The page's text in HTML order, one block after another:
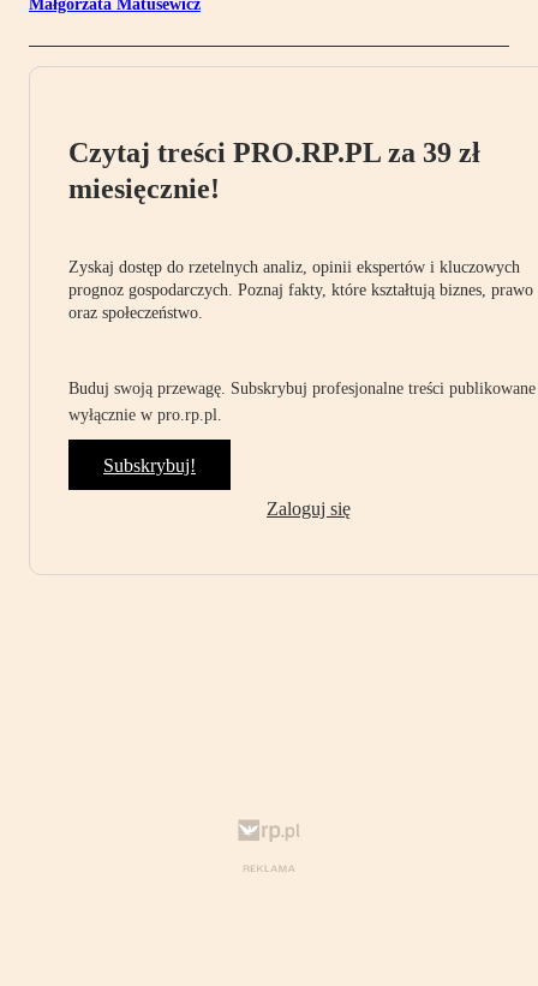
Małgorzata Matusewicz
Czytaj treści PRO.RP.PL za 39 zł
miesięcznie!
Zyskaj dostęp do rzetelnych analiz, opinii ekspertów i kluczowych
prognoz gospodarczych. Poznaj fakty, które kształtują biznes, prawo
oraz społeczeństwo.
Buduj swoją przewagę. Subskrybuj profesjonalne treści publikowane
wyłącznie w pro.rp.pl.
Subskrybuj!
Zaloguj się